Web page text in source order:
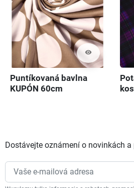
visibility
Puntíkovaná bavlna
KUPÓN 60cm
Dostávejte oznámení o novinkách